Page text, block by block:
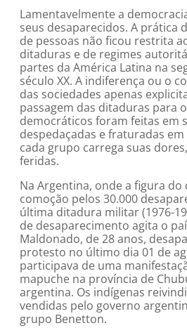
Lamentavelmente a
seus desaparecidos. A prática
de pessoas não ficou restrita
ditaduras e de regimes
partes da América Latina na
século XX. A indiferença ou o
das sociedades apenas
passagem das ditaduras para
democráticos foram feitas em
despedaçadas e fraturadas
cada grupo carrega suas
feridas.
Na Argentina, onde a figura do
comoção pelos 30.000
última ditadura militar (1976-
de desaparecimento agita o
Maldonado, de 28 anos,
protesto no último dia 01 de
participava de uma
mapuche na província de
argentina. Os indígenas
vendidas pelo governo
grupo Benetton.